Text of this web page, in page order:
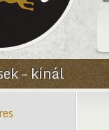
– kínál